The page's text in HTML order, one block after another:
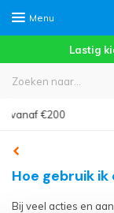
Menu
Lastig
Hoe gebruik
Bij veel acties en